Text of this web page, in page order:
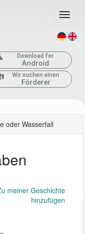
Download for
Android
Wir suchen einen
Förderer
oder Wasserfall
meiner Geschichte
hinzufügen